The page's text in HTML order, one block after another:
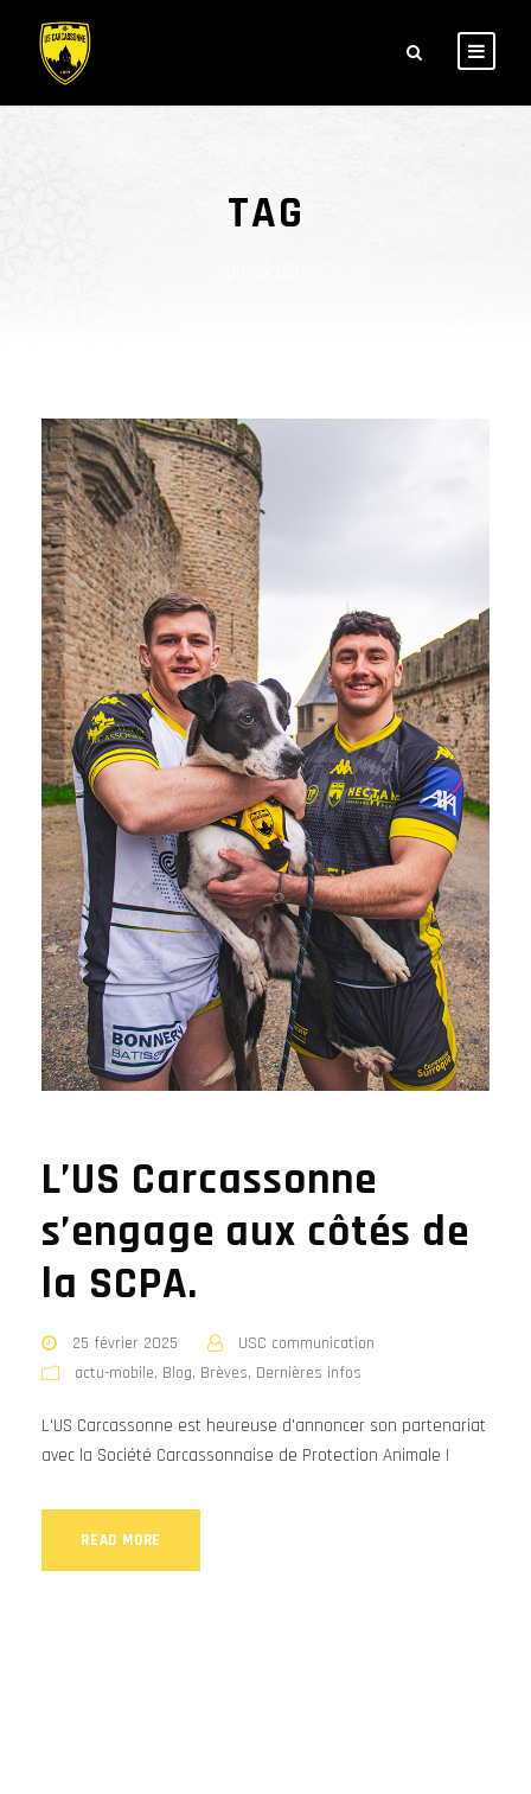
TAG
L’US Carcassonne
s’engage aux côtés de
la SCPA.
25 février 2025
USC communication
actu-mobile, Blog, Brèves, Dernières infos
L'US Carcassonne est heureuse d'annoncer son partenariat
avec la Société Carcassonnaise de Protection Animale !
READ MORE